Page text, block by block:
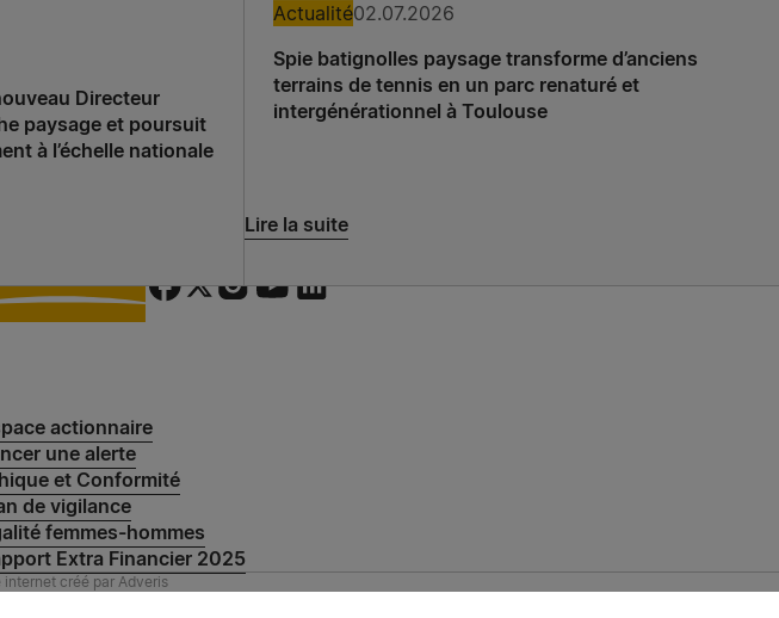
Directeur
paysage et poursuit
à l’échelle nationale
Actualité02.07.2026
Spie batignolles paysage transforme d’anciens
terrains de tennis en un parc renaturé et
intergénérationnel à Toulouse
Lire la suite
actionnaire
une alerte
et Conformité
de vigilance
femmes-hommes
Extra Financier 2025
internet créé par Adveris